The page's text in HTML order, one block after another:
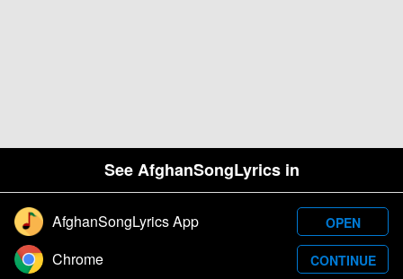
See AfghanSongLyrics in
AfghanSongLyrics App OPEN
Chrome CONTINUE
Designed and developed by Samim Wafa. Â© 2026